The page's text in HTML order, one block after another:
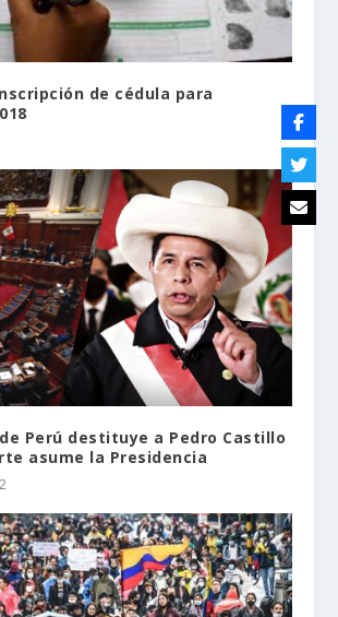
de cédula para
Perú destituye a Pedro Castillo
asume la Presidencia